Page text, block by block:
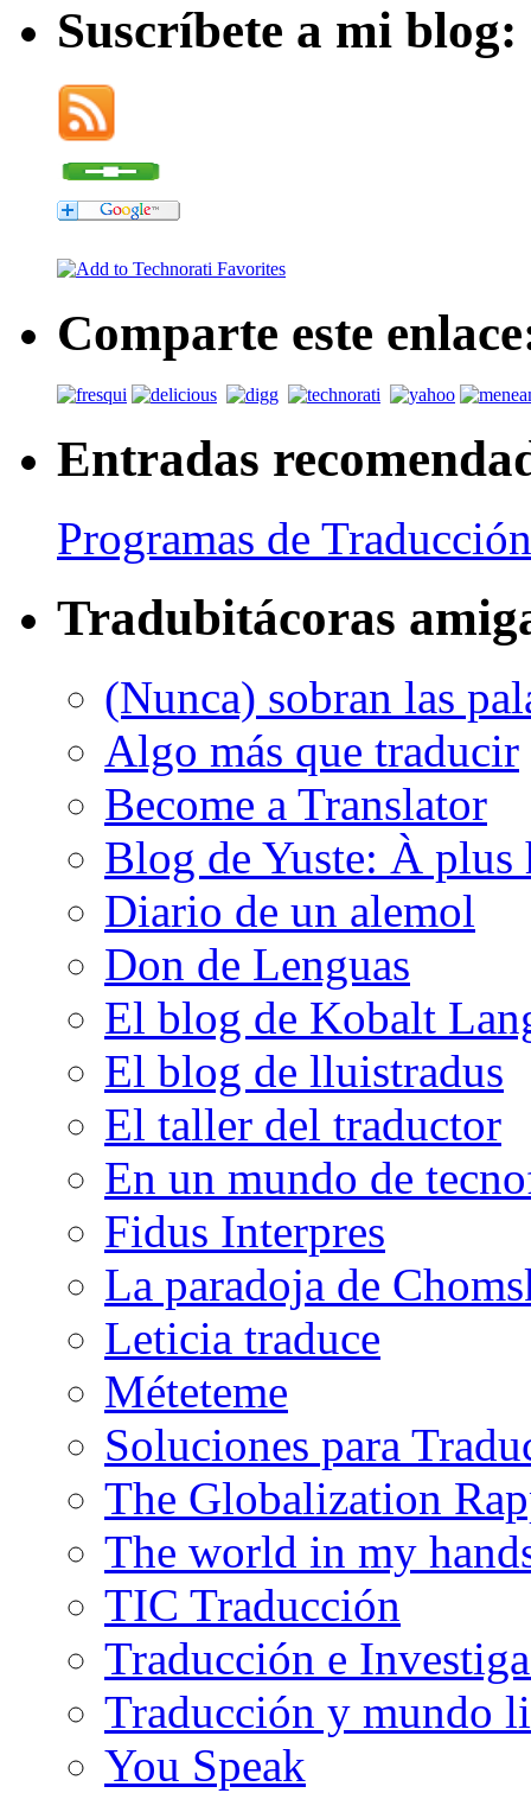
Suscríbete a mi blog:
Comparte este
Entradas
Programas de
Tradubitácoras
(Nunca) sobran las
Algo más que traducir
Become a Translator
Blog de Yuste: À plus
Diario de un alemol
Don de Lenguas
El blog de Kobalt
El blog de lluistradus
El taller del traductor
En un mundo de
Fidus Interpres
La paradoja de
Leticia traduce
Méteteme
Soluciones para
The Globalization
The world in my
TIC Traducción
Traducción e
Traducción y mundo
You Speak